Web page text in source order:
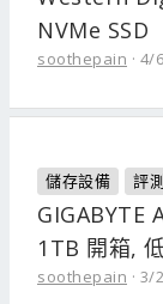
NVMe SSD
soothepain 4/
儲存設備 評測
GIGABYTE
1TB 開箱,
soothepain 3/